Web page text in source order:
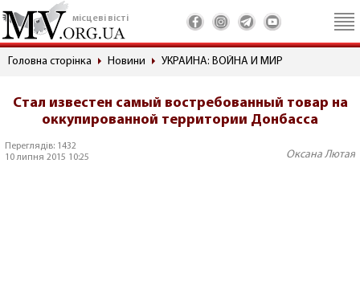
місцеві вісті
Головна сторінка Новини УКРАИНА: ВОЙНА И МИР
Стал известен самый востребованный товар на
оккупированной территории Донбасса
Переглядів: 1432
10 липня 2015 10:25
Оксана Лютая